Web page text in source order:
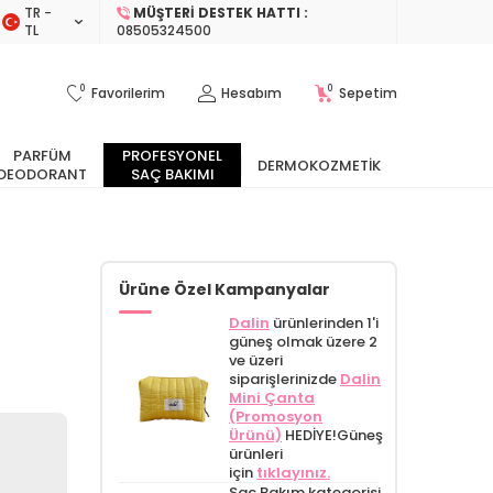
TR −
TL
MÜŞTERI DESTEK HATTI :
08505324500
0 Favorilerim Hesabım 0 Sepetim
PARFÜM
PROFESYONEL
SAÇ BAKIMI
DERMOKOZMETIK
Ürüne Özel Kampanyalar
Dalin ürünlerinden 1'i
güneş olmak üzere 2
ve üzeri
siparişlerinizde Dalin
Mini Çanta
(Promosyon
Ürünü) HEDİYE!Güneş
ürünleri
için tıklayınız.